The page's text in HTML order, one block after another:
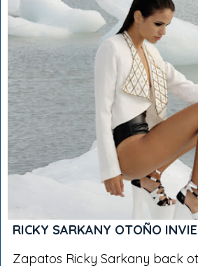
RICKY SARKANY OTOÑO
Zapatos Ricky Sarkany back